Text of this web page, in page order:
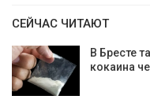
СЕЙЧАС ЧИТАЮТ
В Бресте
кокаина